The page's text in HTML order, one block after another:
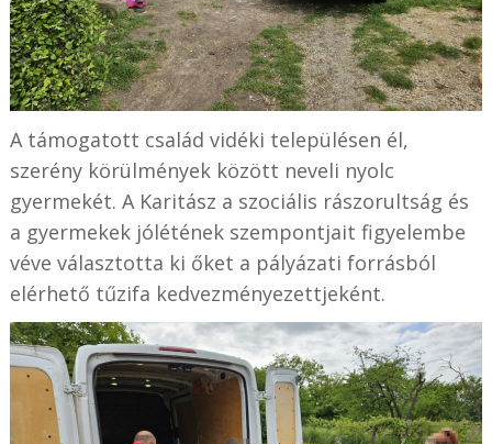
A támogatott család vidéki településen él,
szerény körülmények között neveli nyolc
gyermekét. A Karitász a szociális rászorultság és
a gyermekek jólétének szempontjait figyelembe
véve választotta ki őket a pályázati forrásból
elérhető tűzifa kedvezményezettjeként.